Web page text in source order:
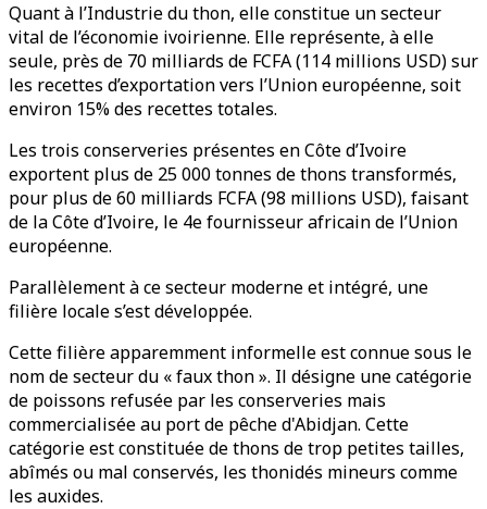
Quant à l’Industrie du thon, elle constitue un secteur
vital de l’économie ivoirienne. Elle représente, à elle
seule, près de 70 milliards de FCFA (114 millions USD) sur
les recettes d’exportation vers l’Union européenne, soit
environ 15% des recettes totales.
Les trois conserveries présentes en Côte d’Ivoire
exportent plus de 25 000 tonnes de thons transformés,
pour plus de 60 milliards FCFA (98 millions USD), faisant
de la Côte d’Ivoire, le 4e fournisseur africain de l’Union
européenne.
Parallèlement à ce secteur moderne et intégré, une
filière locale s’est développée.
Cette filière apparemment informelle est connue sous le
nom de secteur du « faux thon ». Il désigne une catégorie
de poissons refusée par les conserveries mais
commercialisée au port de pêche d'Abidjan. Cette
catégorie est constituée de thons de trop petites tailles,
abîmés ou mal conservés, les thonidés mineurs comme
les auxides.